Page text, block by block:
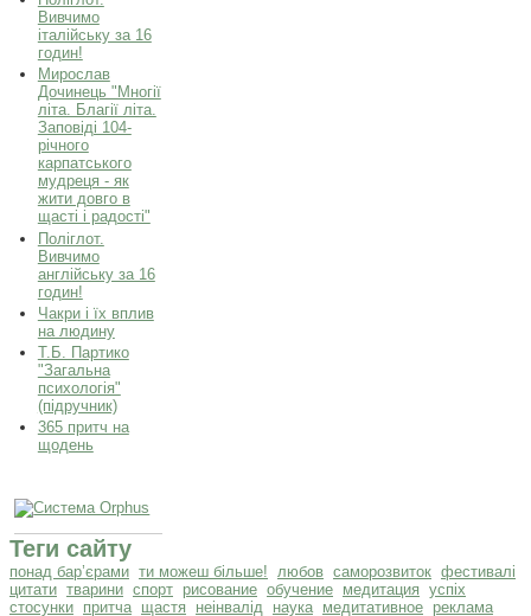
Вивчимо
італійську за 16
годин!
Мирослав
Дочинець "Многії
літа. Благії літа.
Заповіді 104-
річного
карпатського
мудреця - як
жити довго в
щасті і радості"
Поліглот.
Вивчимо
англійську за 16
годин!
Чакри і їх вплив
на людину
Т.Б. Партико
"Загальна
психологія"
(підручник)
365 притч на
щодень
Теги сайту
понад бар’єрами ти можеш більше! любов саморозвиток фестивалі
цитати тварини спорт рисование обучение медитация успіх
стосунки притча щастя неінвалід наука медитативное реклама